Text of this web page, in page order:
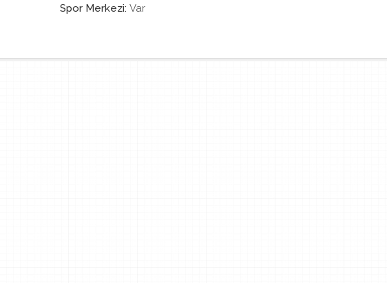
Spor Merkezi: Var